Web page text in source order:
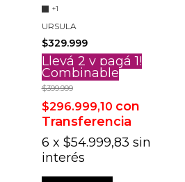
+1
URSULA
$329.999
Llevá 2 y pagá 1!
Combinable
$399.999
$296.999,10 con
Transferencia
6 x $54.999,83 sin
interés